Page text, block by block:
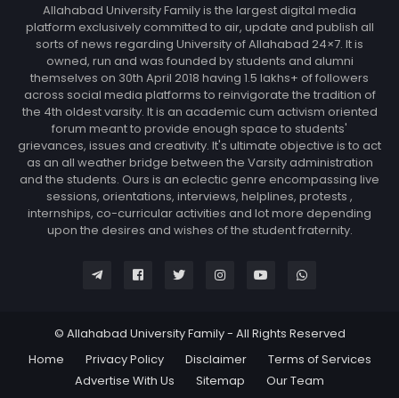
Allahabad University Family is the largest digital media
platform exclusively committed to air, update and publish all
sorts of news regarding University of Allahabad 24×7. It is
owned, run and was founded by students and alumni
themselves on 30th April 2018 having 1.5 lakhs+ of followers
across social media platforms to reinvigorate the tradition of
the 4th oldest varsity. It is an academic cum activism oriented
forum meant to provide enough space to students'
grievances, issues and creativity. It's ultimate objective is to act
as an all weather bridge between the Varsity administration
and the students. Ours is an eclectic genre encompassing live
sessions, orientations, interviews, helplines, protests ,
internships, co-curricular activities and lot more depending
upon the desires and wishes of the student fraternity.
© Allahabad University Family - All Rights Reserved
Home
Privacy Policy Disclaimer
Terms of Services
Advertise With Us
Sitemap Our Team